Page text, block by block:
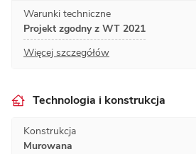
Warunki techniczne
Projekt zgodny z WT 2021
Więcej szczegółów
Technologia i konstrukcja
Konstrukcja
Murowana